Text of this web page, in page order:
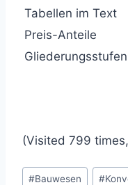
Tabellen im Text
Preis-Anteile
Gliederungsstufen
(Visited 799
Schlagworte:
#Bauwesen #